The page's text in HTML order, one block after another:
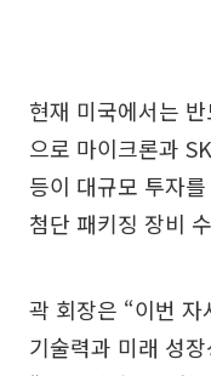
현재 미국에서는
으로 마이크론과
등이 대규모 투자
첨단 패키징 장비
곽 회장은 “이번 자
기술력과 미래 성